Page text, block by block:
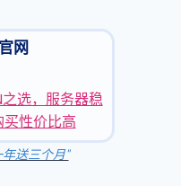
网
选，服务器稳
性价比高
送三个月"